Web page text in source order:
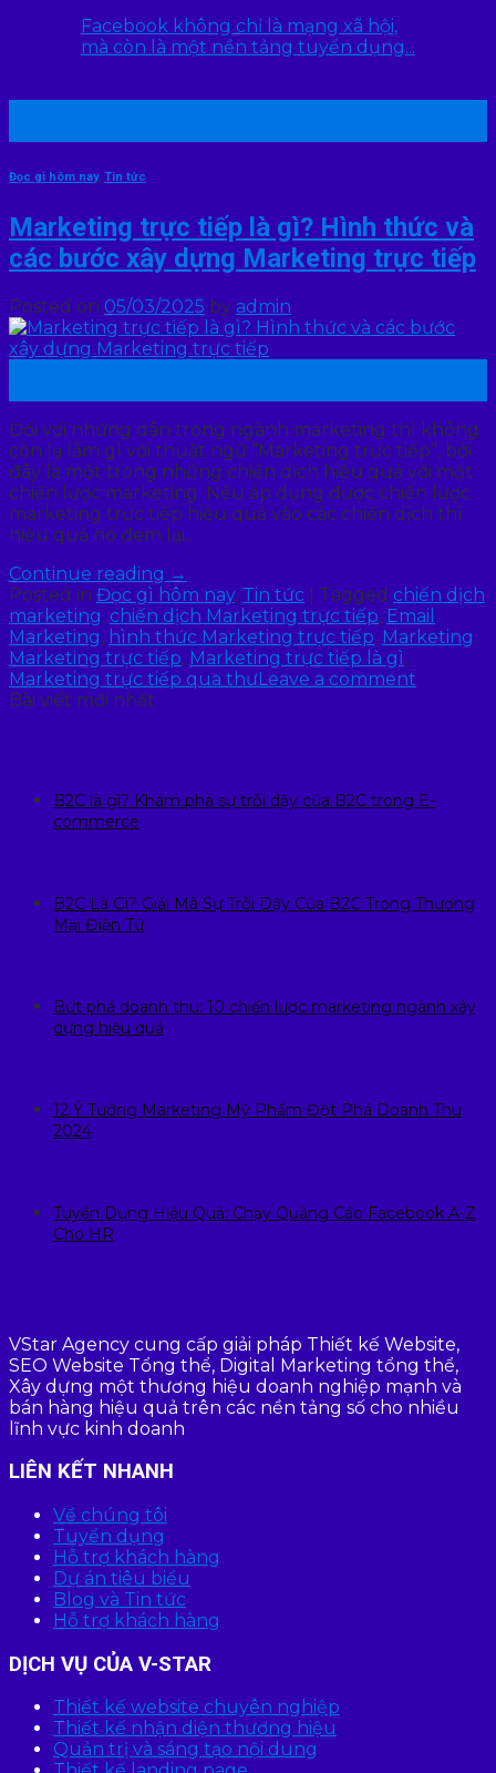
Facebook không chỉ là mạng xã hội,
mà còn là một nền tảng tuyển dụng...
Đọc gì hôm nay, Tin tức
Marketing trực tiếp là gì? Hình thức và
các bước xây dựng Marketing trực tiếp
Posted on 05/03/2025 by admin
Đối với những dân trong ngành marketing thì không
còn lạ lẫm gì với thuật ngữ “Marketing trực tiếp”, bởi
đây là một trong những chiến dịch hiệu quả với một
chiến lược marketing. Nếu áp dụng được chiến lược
marketing trực tiếp hiệu quả vào các chiến dịch thì
hiệu quả nó đem lại…
Continue reading →
Posted in Đọc gì hôm nay, Tin tức Tagged chiến dịch
marketing, chiến dịch Marketing trực tiếp, Email
Marketing, hình thức Marketing trực tiếp, Marketing,
Marketing trực tiếp, Marketing trực tiếp là gì,
Marketing trực tiếp qua thưLeave a comment
Bài viết mới nhất
B2C là gì? Khám phá sự trỗi dậy của B2C trong E-
commerce
B2C Là Gì? Giải Mã Sự Trỗi Dậy Của B2C Trong Thương
Mại Điện Tử
Bứt phá doanh thu: 10 chiến lược marketing ngành xây
dựng hiệu quả
12 Ý Tưởng Marketing Mỹ Phẩm Đột Phá Doanh Thu
2024
Tuyển Dụng Hiệu Quả: Chạy Quảng Cáo Facebook A-Z
Cho HR
VStar Agency cung cấp giải pháp Thiết kế Website,
SEO Website Tổng thể, Digital Marketing tổng thể,
Xây dựng một thương hiệu doanh nghiệp mạnh và
bán hàng hiệu quả trên các nền tảng số cho nhiều
lĩnh vực kinh doanh
LIÊN KẾT NHANH
Về chúng tôi
Tuyển dụng
Hỗ trợ khách hàng
Dự án tiêu biểu
Blog và Tin tức
Hỗ trợ khách hàng
DỊCH VỤ CỦA V-STAR
Thiết kế website chuyên nghiệp
Thiết kế nhận diện thương hiệu
Quản trị và sáng tạo nội dung